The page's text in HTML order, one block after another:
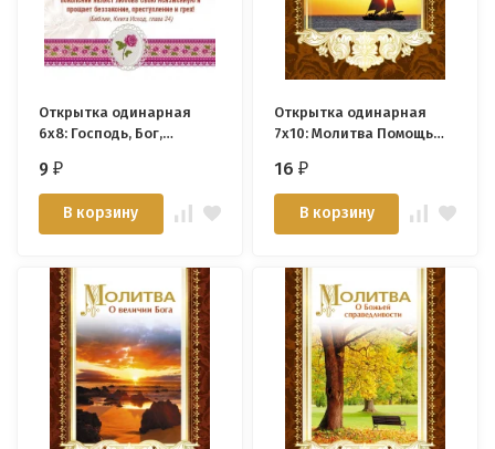
Открытка одинарная
6x8: Господь, Бог,
9₽
В корзину
Открытка одинарная
7x10: Молитва Помощь
16₽
В корзину